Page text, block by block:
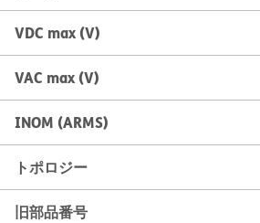
VDC max (V)
VAC max (V)
INOM (ARMS)
トポロジー
旧部品番号